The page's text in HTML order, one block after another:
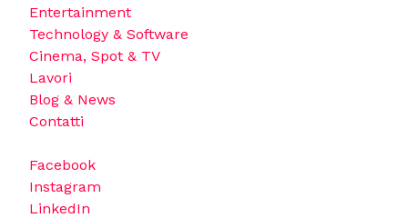
Entertainment
Technology & Software
Cinema, Spot & TV
Lavori
Blog & News
Contatti
Facebook
Instagram
LinkedIn